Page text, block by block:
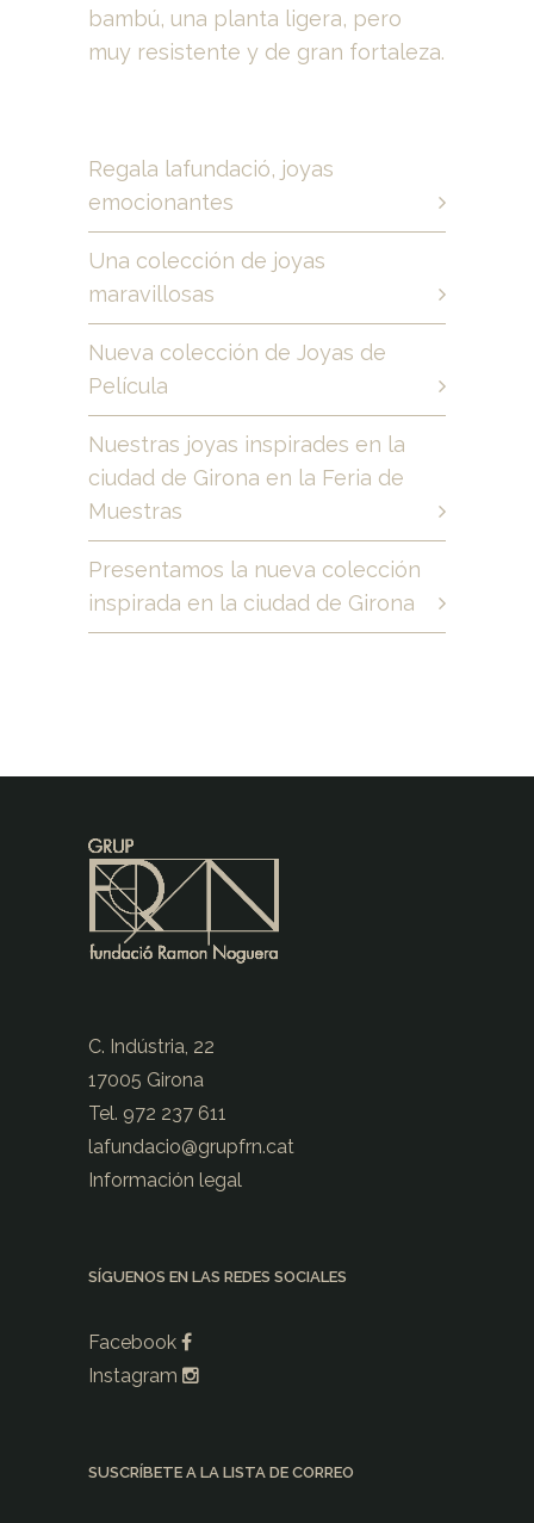
bambú, una planta ligera, pero
muy resistente y de gran fortaleza.
Regala lafundació, joyas
emocionantes
Una colección de joyas
maravillosas
Nueva colección de Joyas de
Película
Nuestras joyas inspirades en la
ciudad de Girona en la Feria de
Muestras
Presentamos la nueva colección
inspirada en la ciudad de Girona
C. Indústria, 22
17005 Girona
Tel. 972 237 611
lafundacio@grupfrn.cat
Información legal
SÍGUENOS EN LAS REDES SOCIALES
Facebook
Instagram
SUSCRÍBETE A LA LISTA DE CORREO